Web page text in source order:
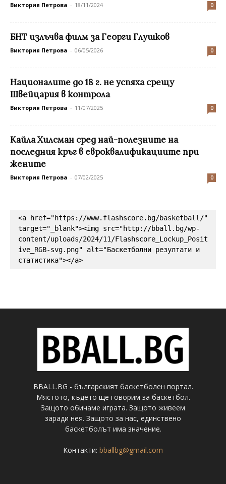
Виктория Петрова - 18/11/2024 0
БНТ излъчва филм за Георги Глушков
Виктория Петрова - 06/05/2026 0
Националите до 18 г. не успяха срещу
Швейцария в контрола
Виктория Петрова - 11/07/2025 0
Кайла Хилсман сред най-полезните на
последния кръг в евроквалификациите при
жените
Виктория Петрова - 07/02/2025 0
<a href="https://www.flashscore.bg/basketball/"
target="_blank"><img src="http://bball.bg/wp-
content/uploads/2024/11/Flashscore_Lockup_Posit
ive_RGB-svg.png" alt="Баскетболни резултати и
статистика"></a>
BBALL.BG - българският баскетболен портал.
Мястото, където ще говорим за баскетбол.
Защото обичаме играта. Защото живеем
заради нея. Защото за нас, единствено
баскетболът има значение.
Контакти: bballbg@gmail.com